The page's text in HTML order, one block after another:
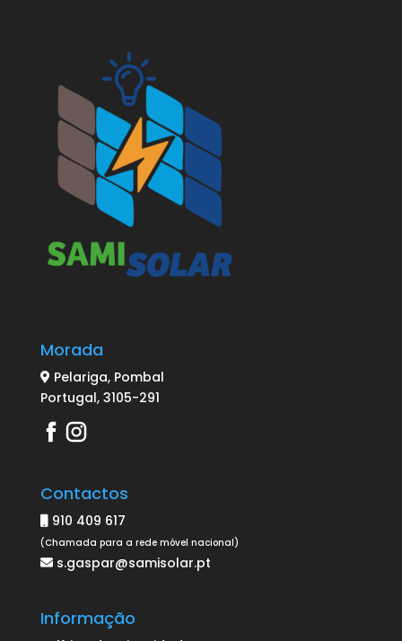
Morada
Pelariga, Pombal
Portugal, 3105-291
Contactos
910 409 617
(Chamada para a rede móvel nacional)
s.gaspar@samisolar.pt
Informação